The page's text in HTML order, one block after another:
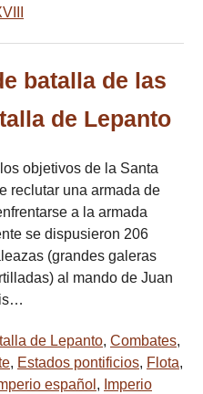
batalla de las
de Lepanto
objetivos de la Santa
reclutar una armada de
a la armada
se dispusieron 206
(grandes galeras
al mando de Juan
de Lepanto, Combates,
, Estados pontificios, Flota,
español , Imperio